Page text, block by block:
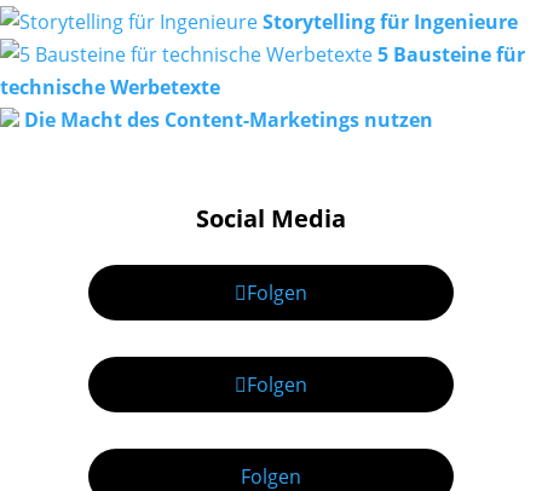
Storytelling für Ingenieure
5 Bausteine für
technische Werbetexte
Die Macht des Content-Marketings nutzen
Social Media
Folgen
Folgen
Folgen